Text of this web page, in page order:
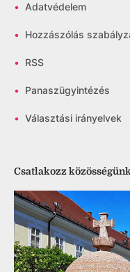
• Adatvédelem
• Hozzászólás
• RSS
• Panaszügyintézés
• Választási irányelvek
Csatlakozz